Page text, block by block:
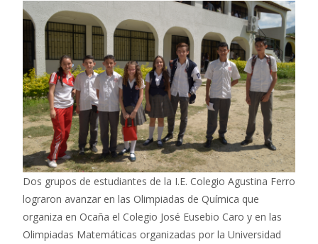
Dos grupos de estudiantes de la I.E. Colegio Agustina Ferro
lograron avanzar en las Olimpiadas de Química que
organiza en Ocaña el Colegio José Eusebio Caro y en las
Olimpiadas Matemáticas organizadas por la Universidad